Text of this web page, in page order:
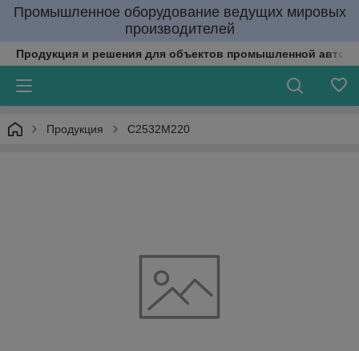
Промышленное оборудование ведущих мировых
производителей
Продукция и решения для объектов промышленной
Продукция C2532M220